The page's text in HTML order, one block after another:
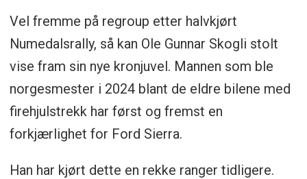
Vel fremme på regroup etter halvkjørt
Numedalsrally, så kan Ole Gunnar Skogli stolt
vise fram sin nye kronjuvel. Mannen som ble
norgesmester i 2024 blant de eldre bilene med
firehjulstrekk har først og fremst en
forkjærlighet for Ford Sierra.
Han har kjørt dette en rekke ranger tidligere.